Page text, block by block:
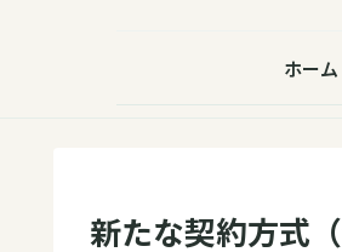
ホーム
新たな契約方式